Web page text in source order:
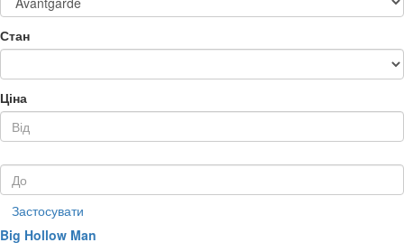
Стан
Ціна
Застосувати
Big Hollow Man